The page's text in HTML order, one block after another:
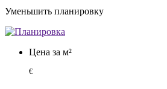
Уменьшить планировку
Цена за м²
€